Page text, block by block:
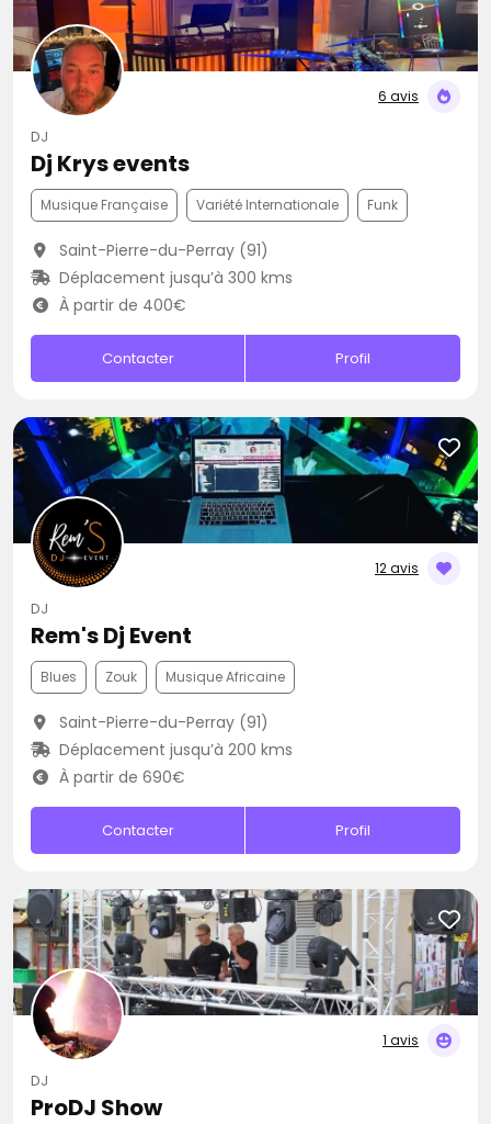
6 avis
DJ
Dj Krys events
Musique Française Variété Internationale Funk
Saint-Pierre-du-Perray (91)
Déplacement jusqu’à 300 kms
À partir de 400€
Contacter Profil
12 avis
DJ
Rem's Dj Event
Blues Zouk Musique Africaine
Saint-Pierre-du-Perray (91)
Déplacement jusqu’à 200 kms
À partir de 690€
Contacter Profil
1 avis
DJ
ProDJ Show